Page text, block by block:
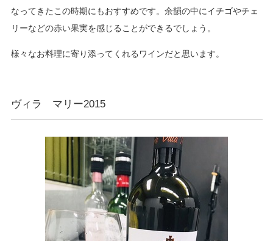
なってきたこの時期にもおすすめです。余韻の中にイチゴやチェ
リーなどの赤い果実を感じることができるでしょう。
様々なお料理に寄り添ってくれるワインだと思います。
ヴィラ マリー2015